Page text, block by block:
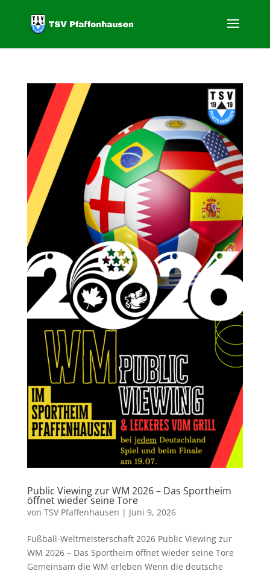
Public Viewing zur WM 2026 – Das Sportheim
öffnet wieder seine Tore
von TSV Pfaffenhausen | Juni 9, 2026
Fußball-Weltmeisterschaft 2026 Public Viewing zur
WM 2026 – Das Sportheim öffnet wieder seine Tore
Gemeinsam die WM erleben Wenn die deutsche